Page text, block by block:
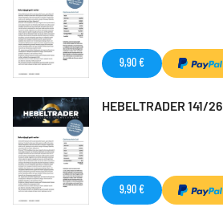
9,90 €
HEBELTRADER 141/26
9,90 €